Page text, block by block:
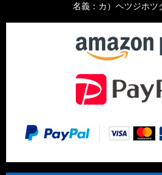
名義：カ）ヘツジホツ